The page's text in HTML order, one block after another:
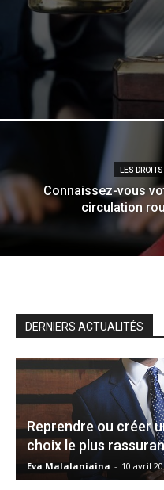
LES DROITS
Connaissez-vous
circulation
DERNIERS ACTUALITÉS
Reprendre ou créer
choix le plus
Eva Malalaniaina - 10 avril